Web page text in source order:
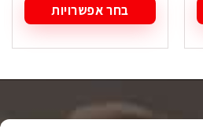
בחר אפשרויות
זה
מספר
ניתן
לבחור